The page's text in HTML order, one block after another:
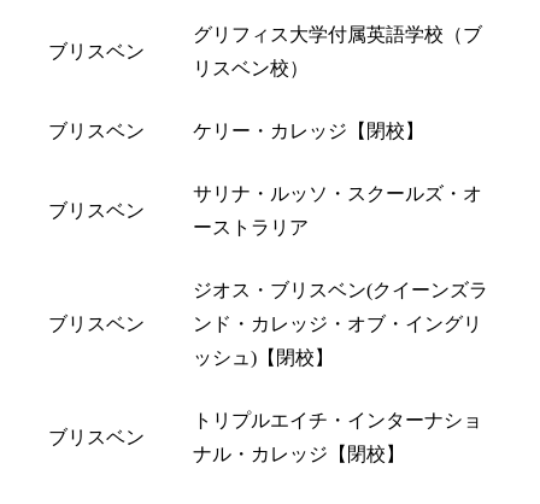
ブリスベン
グリフィス大学付属英語学校（ブ
リスベン校）
ブリスベン ケリー・カレッジ【閉校】
ブリスベン
サリナ・ルッソ・スクールズ・オ
ーストラリア
ブリスベン
ジオス・ブリスベン(クイーンズラ
ンド・カレッジ・オブ・イングリ
ッシュ)【閉校】
ブリスベン
トリプルエイチ・インターナショ
ナル・カレッジ【閉校】